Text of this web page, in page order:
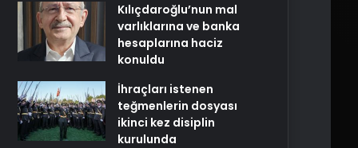
Kılıçdaroğlu’nun mal
varlıklarına ve banka
hesaplarına haciz
konuldu
İhraçları istenen
teğmenlerin dosyası
ikinci kez disiplin
kurulunda